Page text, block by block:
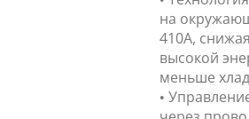
на
410A,
высокой
меньше
•